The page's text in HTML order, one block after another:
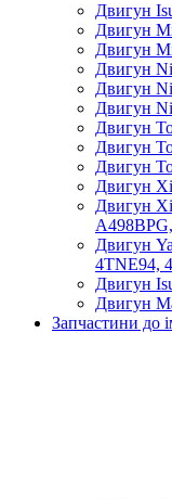
Двигун
Двигун
Двигун
Двигун
Двигун
Двигун
Двигун
Двигун
Двигун
Двигун
Двигун
Двигун
4TNE94,
Двигун
Двигун
Запчастини до